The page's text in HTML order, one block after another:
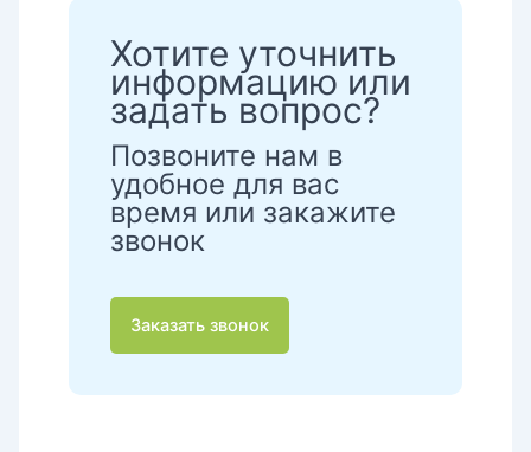
Хотите уточнить
информацию или
задать вопрос?
Позвоните нам в
удобное для вас
время или закажите
звонок
Заказать звонок